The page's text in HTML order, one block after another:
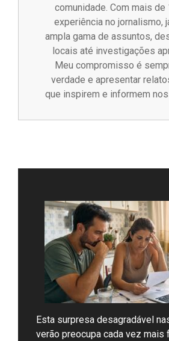
comunidade. Com mais de
experiência no jornalismo,
ampla gama de assuntos,
locais até investigações
Meu compromisso é
verdade e apresentar
que inspirem e informem
Esta surpresa desagradável
verão preocupa cada vez mais